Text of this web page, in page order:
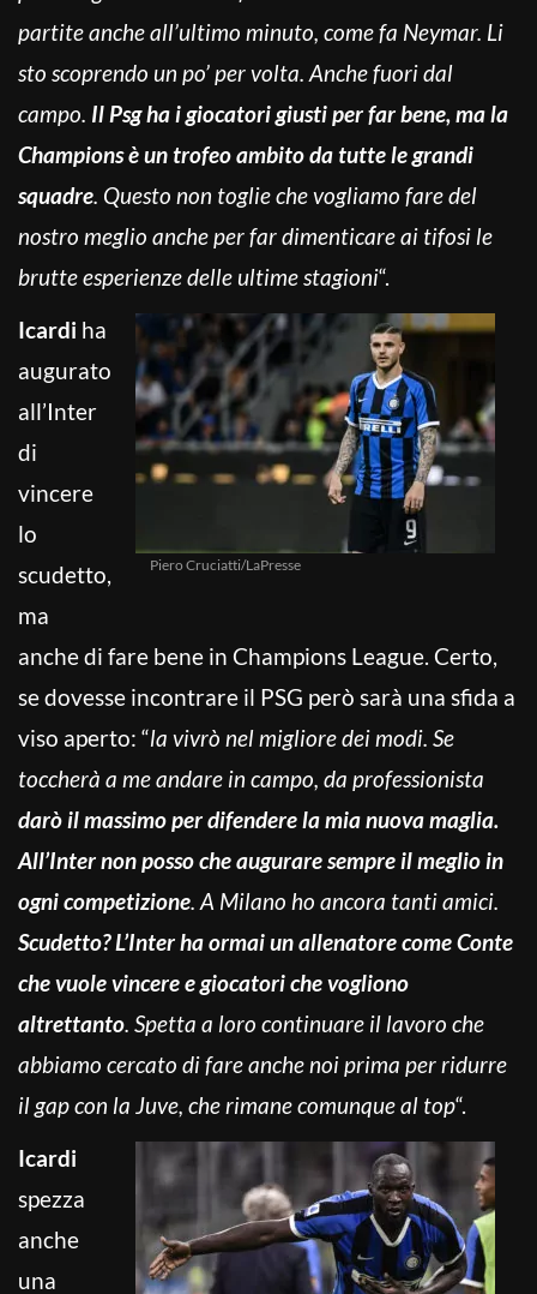
partite anche all’ultimo minuto, come fa Neymar. Li
sto scoprendo un po’ per volta. Anche fuori dal
campo. Il Psg ha i giocatori giusti per far bene, ma la
Champions è un trofeo ambito da tutte le grandi
squadre. Questo non toglie che vogliamo fare del
nostro meglio anche per far dimenticare ai tifosi le
brutte esperienze delle ultime stagioni“.
Piero Cruciatti/LaPresse
Icardi ha
augurato
all’Inter
di
vincere
lo
scudetto,
ma
anche di fare bene in Champions League. Certo,
se dovesse incontrare il PSG però sarà una sfida a
viso aperto: “la vivrò nel migliore dei modi. Se
toccherà a me andare in campo, da professionista
darò il massimo per difendere la mia nuova maglia.
All’Inter non posso che augurare sempre il meglio in
ogni competizione. A Milano ho ancora tanti amici.
Scudetto? L’Inter ha ormai un allenatore come Conte
che vuole vincere e giocatori che vogliono
altrettanto. Spetta a loro continuare il lavoro che
abbiamo cercato di fare anche noi prima per ridurre
il gap con la Juve, che rimane comunque al top“.
Icardi
spezza
anche
una